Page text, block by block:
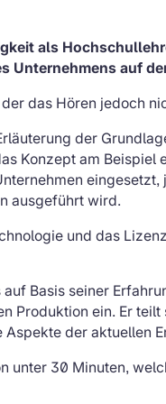
als
Unternehmens auf
das Hören jedoch
der
Konzept am Beispiel
ausgeführt wird.
und das
Basis seiner
Produktion ein. Er
der aktuellen
unter 30 Minuten,